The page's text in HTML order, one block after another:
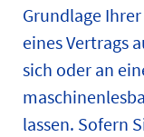
Grundlage
eines Vertrags
sich oder an
lassen. Sofern